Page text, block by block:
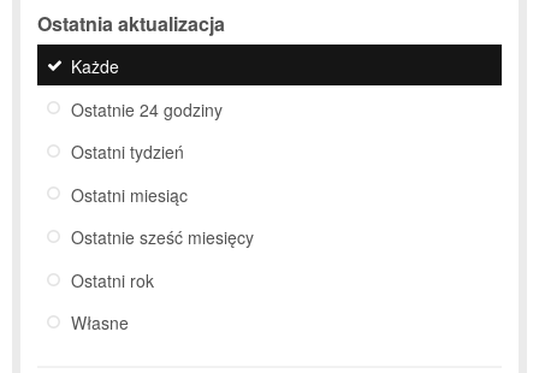
Ostatnia aktualizacja
Każde
Ostatnie 24 godziny
Ostatni tydzień
Ostatni miesiąc
Ostatnie sześć miesięcy
Ostatni rok
Własne